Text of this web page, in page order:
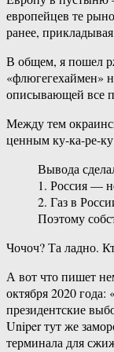
европейцев те
ранее,
В общем, я пошел
«флюгегехаймен»
описывающей все
Между тем
ценным ку-ка-ре-
Вывода
1. Россия —
2. Газ в
Поэтому
Чочоч? Та ладно.
А вот что пишет
октября 2020
президентские
Uniper тут же
терминала для